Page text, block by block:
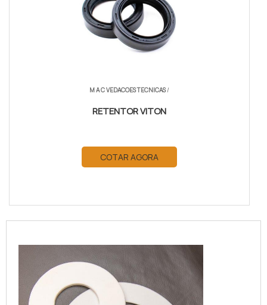
M A C VEDACOES TECNICAS/
RETENTOR VITON
COTAR AGORA